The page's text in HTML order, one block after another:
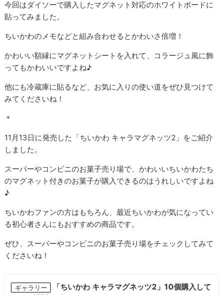
今回はダイソーで購入したマグネット対応のホワイトボードに
貼ってみました。
ちいかわのメモなどと組み合わせるとかわいさ倍増！
かわいい額縁にマグネットシートを入れて、コラージュ風に飾
ってもかわいいですよね♪
他にも冷蔵庫に貼るなど、お気に入りの使い道をぜひ見つけて
みてくださいね！
＊
11月13日に発売した「ちいかわ キャラマグネッツ2」をご紹介
しました。
スーパーやコンビニのお菓子売り場で、かわいいちいかわたち
のマグネット付きのお菓子が購入できるのはうれしいですよね
♪
ちいかわファンの方はもちろん、最近ちいかわが気になってい
る初心者さんにもおすすめの商品です。
ぜひ、スーパーやコンビニのお菓子売り場をチェックしてみて
くださいね！
ギャラリー
「ちいかわ キャラマグネッツ2」10個購入して